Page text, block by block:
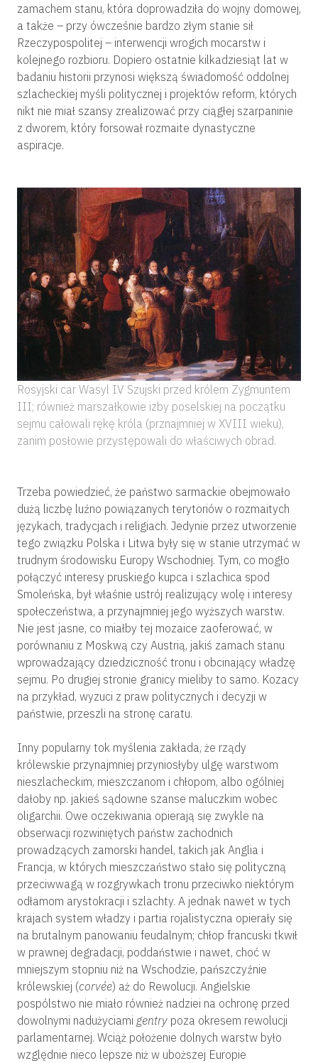
zamachem stanu, która doprowadziła do wojny domowej,
a także – przy ówcześnie bardzo złym stanie sił
Rzeczypospolitej – interwencji wrogich mocarstw i
kolejnego rozbioru. Dopiero ostatnie kilkadziesiąt lat w
badaniu historii przynosi większą świadomość oddolnej
szlacheckiej myśli politycznej i projektów reform, których
nikt nie miał szansy zrealizować przy ciągłej szarpaninie
z dworem, który forsował rozmaite dynastyczne
aspiracje.
Rosyjski car Wasyl IV Szujski przed królem Zygmuntem
III; również marszałkowie izby poselskiej na początku
sejmu całowali rękę króla (prznajmniej w XVIII wieku),
zanim posłowie przystępowali do właściwych obrad.
Trzeba powiedzieć, że państwo sarmackie obejmowało
dużą liczbę luźno powiązanych terytoriów o rozmaitych
językach, tradycjach i religiach. Jedynie przez utworzenie
tego związku Polska i Litwa były się w stanie utrzymać w
trudnym środowisku Europy Wschodniej. Tym, co mogło
połączyć interesy pruskiego kupca i szlachica spod
Smoleńska, był właśnie ustrój realizujący wolę i interesy
społeczeństwa, a przynajmniej jego wyższych warstw.
Nie jest jasne, co miałby tej mozaice zaoferować, w
porównaniu z Moskwą czy Austrią, jakiś zamach stanu
wprowadzający dziedziczność tronu i obcinający władzę
sejmu. Po drugiej stronie granicy mieliby to samo. Kozacy
na przykład, wyzuci z praw politycznych i decyzji w
państwie, przeszli na stronę caratu.
Inny popularny tok myślenia zakłada, że rządy
królewskie przynajmniej przyniosłyby ulgę warstwom
nieszlacheckim, mieszczanom i chłopom, albo ogólniej
dałoby np. jakieś sądowne szanse maluczkim wobec
oligarchii. Owe oczekiwania opierają się zwykle na
obserwacji rozwiniętych państw zachodnich
prowadzących zamorski handel, takich jak Anglia i
Francja, w których mieszczaństwo stało się polityczną
przeciwwagą w rozgrywkach tronu przeciwko niektórym
odłamom arystokracji i szlachty. A jednak nawet w tych
krajach system władzy i partia rojalistyczna opierały się
na brutalnym panowaniu feudalnym; chłop francuski tkwił
w prawnej degradacji, poddaństwie i nawet, choć w
mniejszym stopniu niż na Wschodzie, pańszczyźnie
królewskiej (corvée) aż do Rewolucji. Angielskie
pospólstwo nie miało również nadziei na ochronę przed
dowolnymi nadużyciami gentry poza okresem rewolucji
parlamentarnej. Wciąż położenie dolnych warstw było
względnie nieco lepsze niż w uboższej Europie